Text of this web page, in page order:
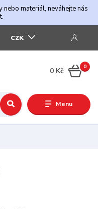
materiál, neváhejte nás
Menu
CZK
0
0 Kč